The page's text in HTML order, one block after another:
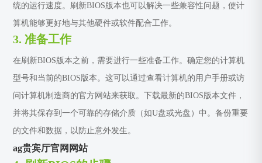
统的运行速度。刷新BIOS版本也可以解决一些兼容性问题，使计
算机能够更好地与其他硬件或软件配合工作。
3. 准备工作
在刷新BIOS版本之前，需要进行一些准备工作。确定您的计算机
型号和当前的BIOS版本。这可以通过查看计算机的用户手册或访
问计算机制造商的官方网站来获取。下载最新的BIOS版本文件，
并将其保存到一个可靠的存储介质（如U盘或光盘）中。备份重要
的文件和数据，以防止意外发生。
ag贵宾厅官网网站